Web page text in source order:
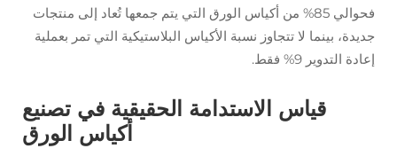
فحوالي 85% من أكياس الورق التي يتم جمعها تُعاد إلى منتجات
جديدة، بينما لا تتجاوز نسبة الأكياس البلاستيكية التي تمر بعملية
إعادة التدوير 9% فقط.
قياس الاستدامة الحقيقية في تصنيع
أكياس الورق